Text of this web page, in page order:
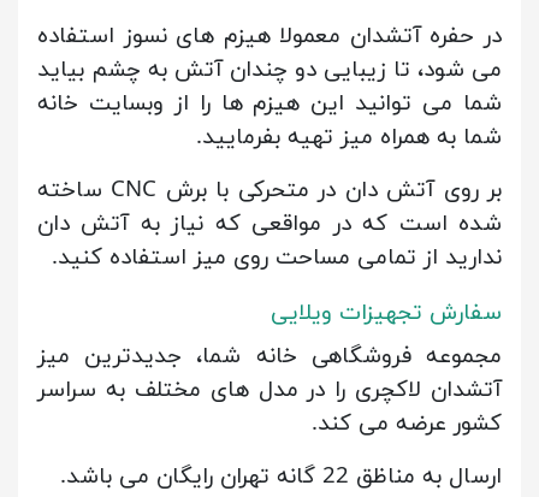
در حفره آتشدان معمولا هیزم های نسوز استفاده
می شود، تا زیبایی دو چندان آتش به چشم بیاید
شما می توانید این هیزم ها را از وبسایت خانه
شما به همراه میز تهیه بفرمایید.
بر روی آتش دان در متحرکی با برش CNC ساخته
شده است که در مواقعی که نیاز به آتش دان
ندارید از تمامی مساحت روی میز استفاده کنید.
سفارش تجهیزات ویلایی
مجموعه فروشگاهی خانه شما، جدیدترین میز
آتشدان لاکچری را در مدل های مختلف به سراسر
کشور عرضه می کند.
ارسال به مناظق 22 گانه تهران رایگان می باشد.